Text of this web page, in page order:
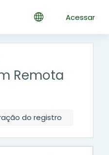
Acessar
Remota
do registro